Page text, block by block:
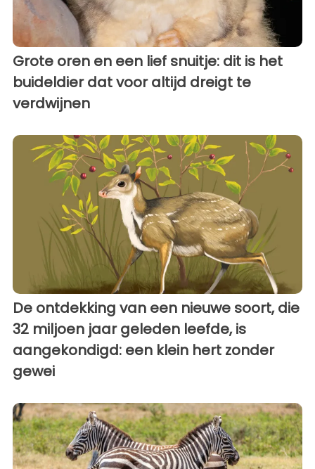
Grote oren en een lief snuitje: dit is het
buideldier dat voor altijd dreigt te
verdwijnen
De ontdekking van een nieuwe soort, die
32 miljoen jaar geleden leefde, is
aangekondigd: een klein hert zonder
gewei